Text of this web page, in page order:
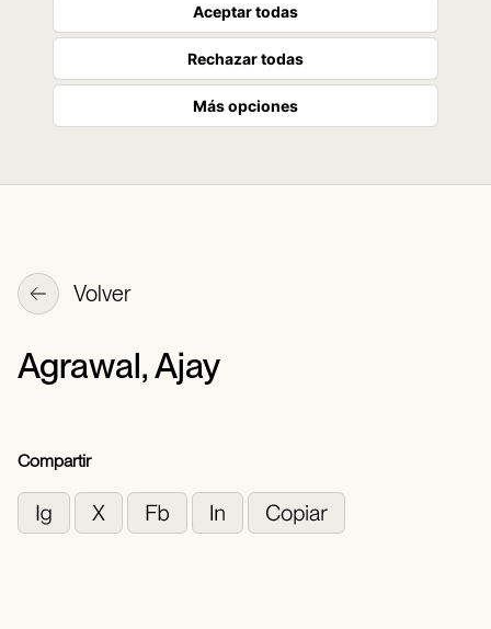
Aceptar todas
Rechazar todas
Más opciones
Volver
Agrawal, Ajay
Compartir